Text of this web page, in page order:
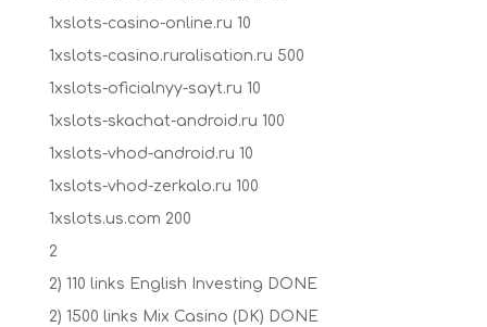
1xslots-casino-online.ru 10
1xslots-casino.ruralisation.ru 500
1xslots-oficialnyy-sayt.ru 10
1xslots-skachat-android.ru 100
1xslots-vhod-android.ru 10
1xslots-vhod-zerkalo.ru 100
1xslots.us.com 200
2
2) 110 links English Investing DONE
2) 1500 links Mix Casino (DK) DONE